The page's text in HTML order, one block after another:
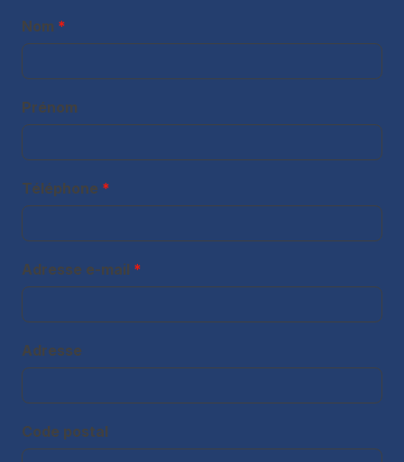
Nom *
Prénom
Téléphone *
Adresse e-mail *
Adresse
Code postal